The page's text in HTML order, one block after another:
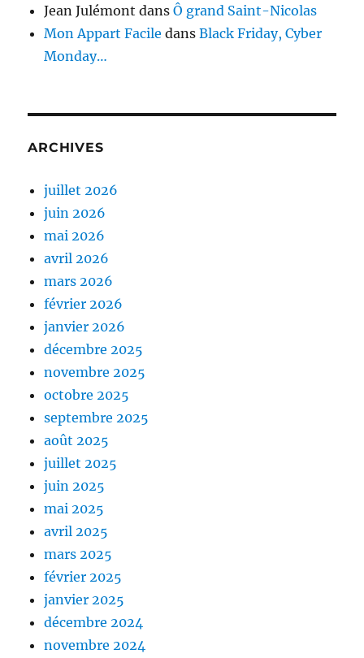
Jean Julémont dansÔ grand Saint-Nicolas
Mon Appart Facile dansBlack Friday, Cyber
Monday…
ARCHIVES
juillet 2026
juin 2026
mai 2026
avril 2026
mars 2026
février 2026
janvier 2026
décembre 2025
novembre 2025
octobre 2025
septembre 2025
août 2025
juillet 2025
juin 2025
mai 2025
avril 2025
mars 2025
février 2025
janvier 2025
décembre 2024
novembre 2024